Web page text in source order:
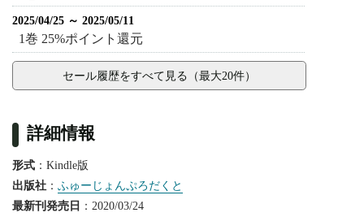
2025/04/25 ～ 2025/05/11
1巻 25%ポイント還元
セール履歴をすべて見る（最大20件）
詳細情報
形式 ：Kindle版
出版社 ： ふゅーじょんぷろだくと
最新刊発売日 ：2020/03/24